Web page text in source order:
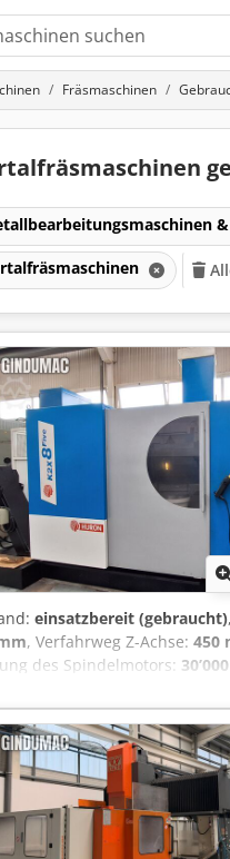
Fräsmaschinen
einsatzbereit (gebraucht)
, Verfahrweg Z-Achse: 450
des Spindelmotors:
, Diese 5-Achsen-
über einen
und 1.100 mm in der Z-
2.300 × 1.500 mm
nach hochwertigen
8 Five in Betracht ziehen.
Bearbeitung •
mm • Spindelkonus: HSK-